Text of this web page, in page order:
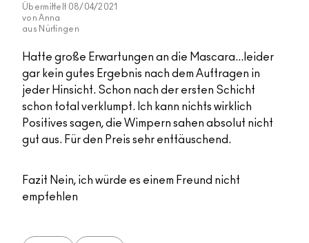
Übermittelt 08/04/2021
von Anna
aus Nürtingen
Hatte große Erwartungen an die Mascara...leider
gar kein gutes Ergebnis nach dem Auftragen in
jeder Hinsicht. Schon nach der ersten Schicht
schon total verklumpt. Ich kann nichts wirklich
Positives sagen, die Wimpern sahen absolut nicht
gut aus. Für den Preis sehr enttäuschend.
Fazit Nein, ich würde es einem Freund nicht
empfehlen